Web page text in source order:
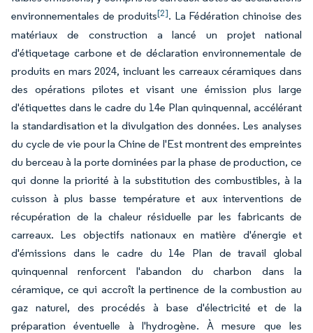
environnementales de produits[2]. La Fédération chinoise des
matériaux de construction a lancé un projet national
d'étiquetage carbone et de déclaration environnementale de
produits en mars 2024, incluant les carreaux céramiques dans
des opérations pilotes et visant une émission plus large
d'étiquettes dans le cadre du 14e Plan quinquennal, accélérant
la standardisation et la divulgation des données. Les analyses
du cycle de vie pour la Chine de l'Est montrent des empreintes
du berceau à la porte dominées par la phase de production, ce
qui donne la priorité à la substitution des combustibles, à la
cuisson à plus basse température et aux interventions de
récupération de la chaleur résiduelle par les fabricants de
carreaux. Les objectifs nationaux en matière d'énergie et
d'émissions dans le cadre du 14e Plan de travail global
quinquennal renforcent l'abandon du charbon dans la
céramique, ce qui accroît la pertinence de la combustion au
gaz naturel, des procédés à base d'électricité et de la
préparation éventuelle à l'hydrogène. À mesure que les